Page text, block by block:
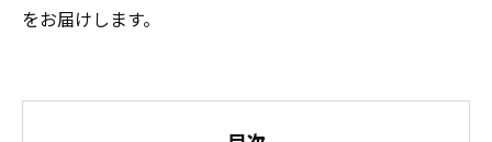
をお届けします。